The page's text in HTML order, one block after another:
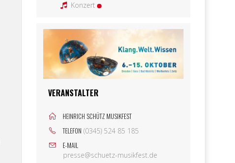
Konzert
VERANSTALTER
HEINRICH SCHÜTZ MUSIKFEST
TELEFON (0345) 524 85 185
E-MAIL
presse@schuetz-musikfest.de